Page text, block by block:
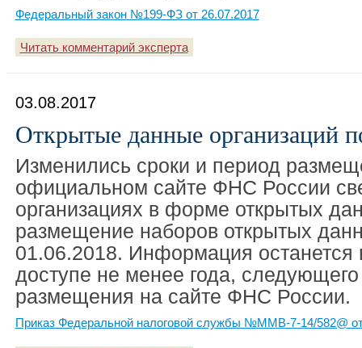
Федеральный закон №199-ФЗ от 26.07.2017
Читать комментарий эксперта
03.08.2017
Открытые данные организаций
Изменились сроки и период
официальном сайте ФНС России
организациях в форме открытых
размещение наборов открытых
01.06.2018. Информация останется
доступе не менее года,
размещения на сайте ФНС России.
Приказ Федеральной налоговой службы №ММВ-7-14/582@